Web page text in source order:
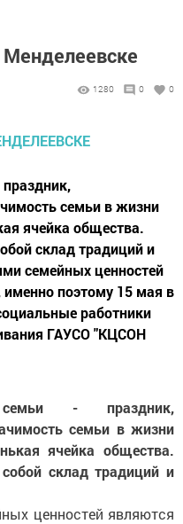
1280 0 0
семьи в жизни
ячейка общества.
склад традиций и
семейных ценностей
поэтому 15 мая в
работники
ГАУСО "КЦСОН
- праздник,
семьи в жизни
ячейка общества.
склад традиций и
ценностей являются